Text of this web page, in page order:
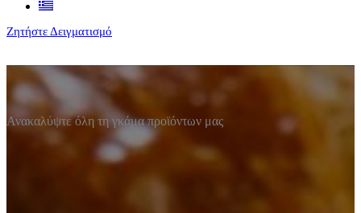
Ζητήστε Δειγματισμό
Ανακαλύψτε όλη τη γκάμα προϊόντων μας